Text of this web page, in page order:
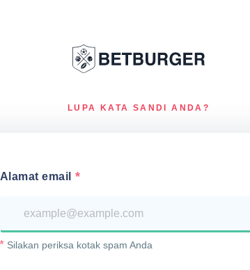
LUPA KATA SANDI ANDA?
Alamat email
Silakan periksa kotak spam Anda